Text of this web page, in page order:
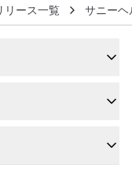
リース一覧 サニーヘ